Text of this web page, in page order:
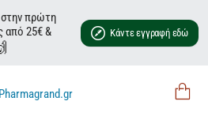
πρώτη
από 25€ &
Κάντε εγγραφή εδώ